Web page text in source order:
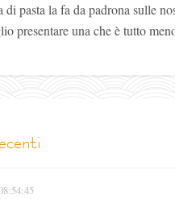
di pasta la fa da padrona sulle
presentare una che è tutto